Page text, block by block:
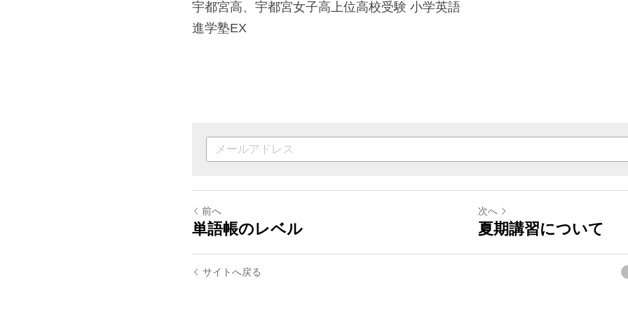
宇都宮高、宇都宮女子高上位高校受験 小学英語
進学塾EX
前へ
単語帳のレベル
次へ
夏期講習について
サイトへ戻る